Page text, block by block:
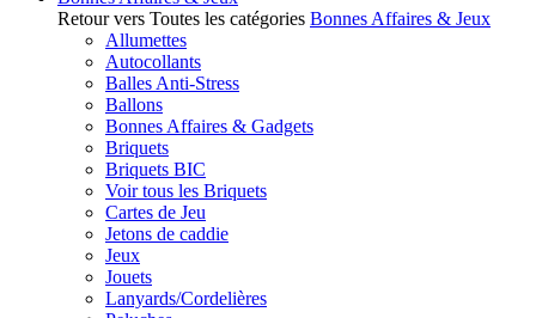
Retour vers Toutes les catégories Bonnes Affaires & Jeux
Allumettes
Autocollants
Balles Anti-Stress
Ballons
Bonnes Affaires & Gadgets
Briquets
Briquets BIC
Voir tous les Briquets
Cartes de Jeu
Jetons de caddie
Jeux
Jouets
Lanyards/Cordelières